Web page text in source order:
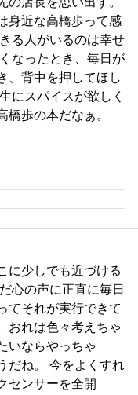
身近な高橋歩って感
る人がいるのは幸せ
なったとき、毎日が
、背中を押してほし
にスパイスが欲しく
橋歩の本だなぁ。
に少しでも近づける
心の声に正直に毎日
てそれが実行できて
おれは色々考えちゃ
いならやっちゃ
だね。 今をよくすれ
センサーを全開